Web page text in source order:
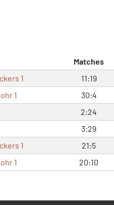
Matches
1 11:19
1 30:4
2:24
3:29
1 21:5
1 20:10